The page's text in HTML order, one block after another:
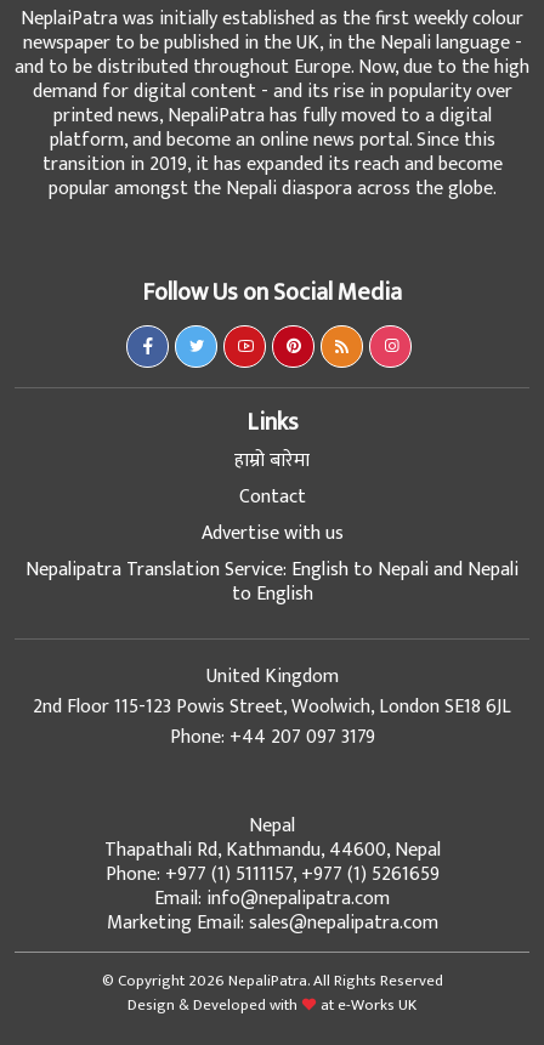
NeplaiPatra was initially established as the first weekly colour
newspaper to be published in the UK, in the Nepali language -
and to be distributed throughout Europe. Now, due to the high
demand for digital content - and its rise in popularity over
printed news, NepaliPatra has fully moved to a digital
platform, and become an online news portal. Since this
transition in 2019, it has expanded its reach and become
popular amongst the Nepali diaspora across the globe.
Follow Us on Social Media
Links
हाम्रो बारेमा
Contact
Advertise with us
Nepalipatra Translation Service: English to Nepali and Nepali
to English
United Kingdom
2nd Floor 115-123 Powis Street, Woolwich, London SE18 6JL
Phone: +44 207 097 3179
Nepal
Thapathali Rd, Kathmandu, 44600, Nepal
Phone: +977 (1) 5111157, +977 (1) 5261659
Email: info@nepalipatra.com
Marketing Email: sales@nepalipatra.com
© Copyright 2026 NepaliPatra. All Rights Reserved
Design & Developed with
ate-Works UK